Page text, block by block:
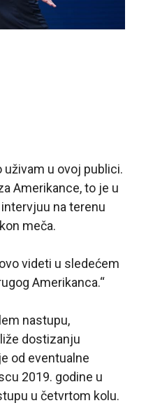
uživam u ovoj publici.
Amerikance, to je u
na terenu
meča.
videti u sledećem
Amerikanca.“
nastupu,
dostizanju
od eventualne
2019. godine u
u četvrtom kolu.